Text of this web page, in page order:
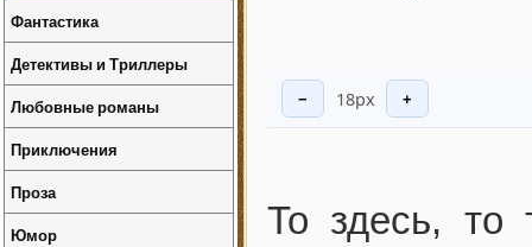
− 18px +
То здесь, то
Фантастика
Детективы и Триллеры
Любовные романы
Приключения
Проза
Юмор